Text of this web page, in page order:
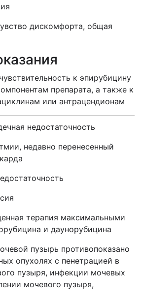
дискомфорта, общая
к эпирубицину
препарата, а также к
или антрацендионам
недостаточность
недавно перенесенный
терапия максимальными
и даунорубицина
пузырь противопоказано
опухолях с пенетрацией в
пузыря, инфекции мочевых
мочевого пузыря,